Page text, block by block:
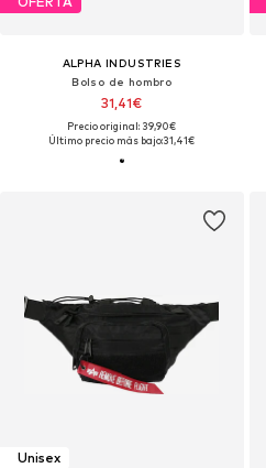
ALPHA INDUSTRIES
Bolso de hombro
31,41€
Precio original: 39,90€
Último precio más bajo:31,41€
Unisex